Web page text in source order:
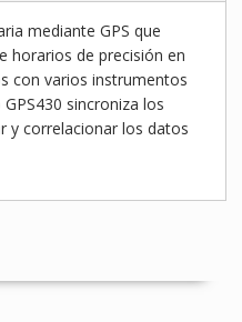
mediante GPS que
horarios de precisión en
con varios instrumentos
sincroniza los
y correlacionar los datos